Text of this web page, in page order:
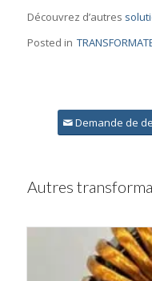
Découvrez d’autres
Posted in
Demande de
Autres